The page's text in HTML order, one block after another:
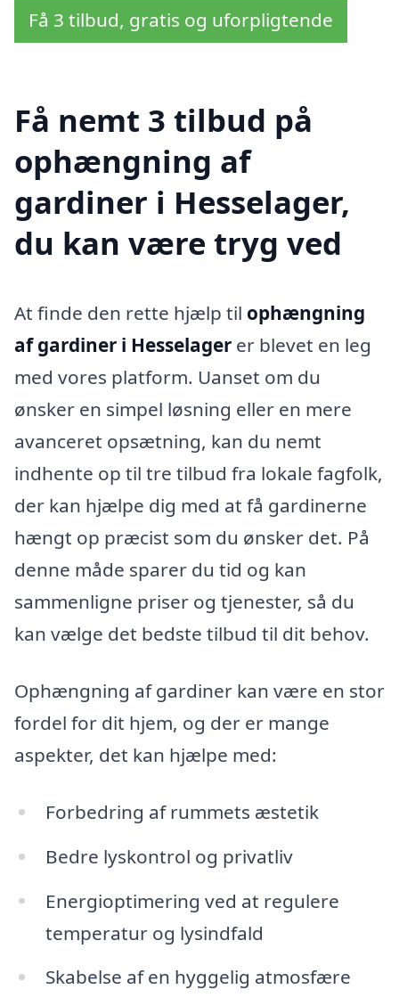
Få 3 tilbud, gratis og uforpligtende
Få nemt 3 tilbud på
ophængning af
gardiner i Hesselager,
du kan være tryg ved
At finde den rette hjælp til ophængning
af gardiner i Hesselager er blevet en leg
med vores platform. Uanset om du
ønsker en simpel løsning eller en mere
avanceret opsætning, kan du nemt
indhente op til tre tilbud fra lokale fagfolk,
der kan hjælpe dig med at få gardinerne
hængt op præcist som du ønsker det. På
denne måde sparer du tid og kan
sammenligne priser og tjenester, så du
kan vælge det bedste tilbud til dit behov.
Ophængning af gardiner kan være en stor
fordel for dit hjem, og der er mange
aspekter, det kan hjælpe med:
Forbedring af rummets æstetik
Bedre lyskontrol og privatliv
Energioptimering ved at regulere
temperatur og lysindfald
Skabelse af en hyggelig atmosfære